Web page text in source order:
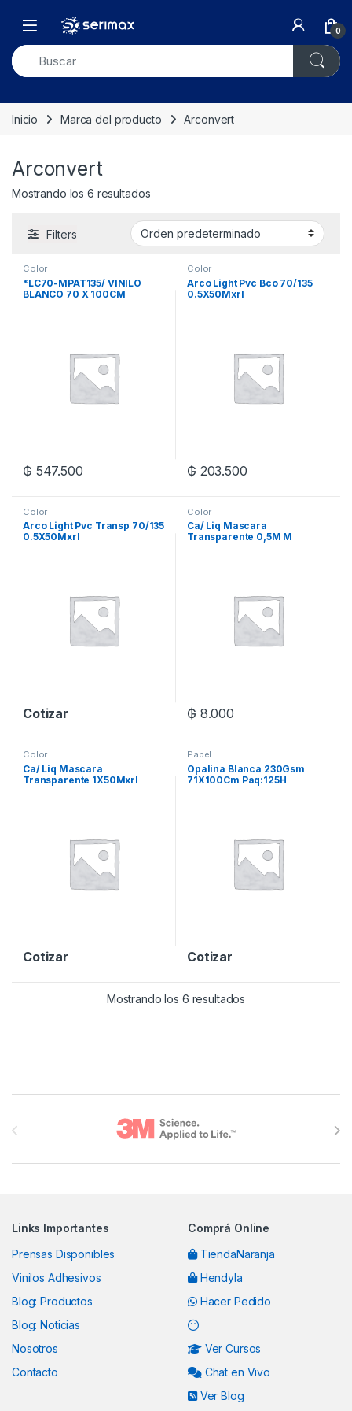
Open 0
Inicio Marca del producto Arconvert
Arconvert
Mostrando los 6 resultados
Filters
Color
*LC70-MPAT135/ VINILO
BLANCO 70 X 100CM
₲ 547.500
Color
Arco Light Pvc Bco 70/135
0.5X50Mxrl
₲ 203.500
Color
Arco Light Pvc Transp 70/135
0.5X50Mxrl
Cotizar
Color
Ca/ Liq Mascara
Transparente 0,5M M
₲ 8.000
Color
Ca/ Liq Mascara
Transparente 1X50Mxrl
Cotizar
Papel
Opalina Blanca 230Gsm
71X100Cm Paq:125H
Cotizar
Mostrando los 6 resultados
Links Importantes
Prensas Disponibles
Vinilos Adhesivos
Blog: Productos
Blog: Noticias
Nosotros
Contacto
Comprá Online
TiendaNaranja
Hendyla
Hacer Pedido
Ver Cursos
Chat en Vivo
Ver Blog